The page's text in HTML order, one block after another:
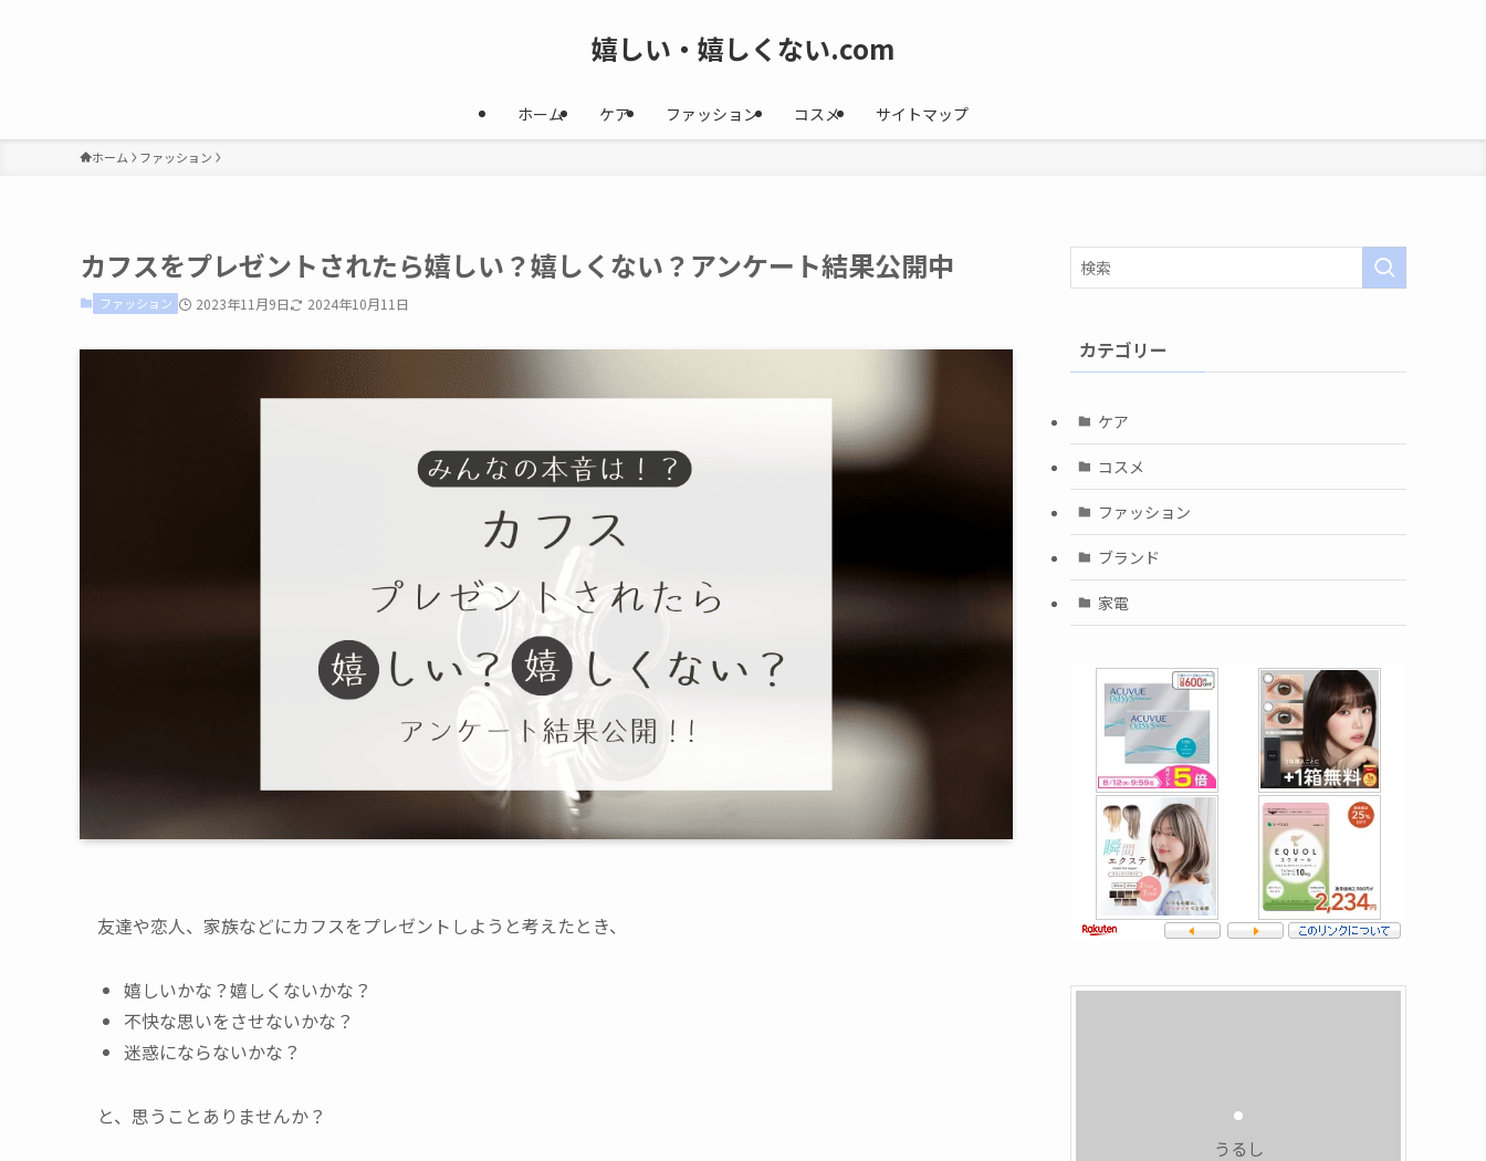
嬉しい・嬉しくない.com
ホーム ケア ファッション コスメ サイトマップ
ホーム ファッション
カフスをプレゼントされたら嬉しい？嬉しくない？アンケート結果公開中
ファッション 2023年11月9日 2024年10月11日
友達や恋人、家族などにカフスをプレゼントしようと考えたとき、
嬉しいかな？嬉しくないかな？
不快な思いをさせないかな？
迷惑にならないかな？
と、思うことありませんか？
カテゴリー
ケア
コスメ
ファッション
ブランド
家電
うるし